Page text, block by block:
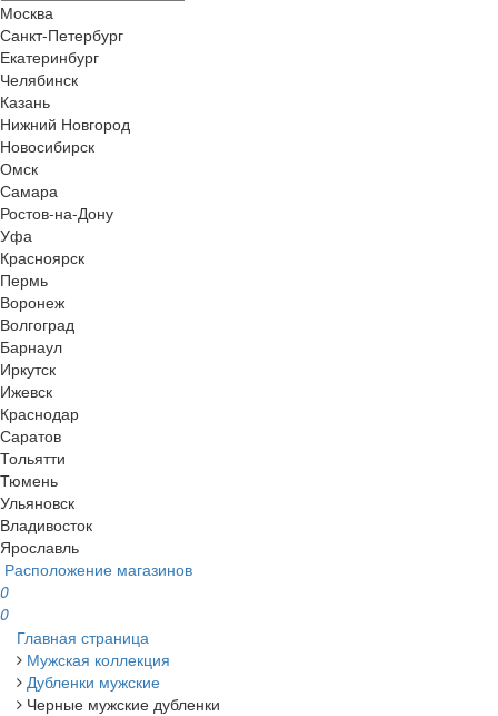
Москва
Санкт-Петербург
Екатеринбург
Челябинск
Казань
Нижний Новгород
Новосибирск
Омск
Самара
Ростов-на-Дону
Уфа
Красноярск
Пермь
Воронеж
Волгоград
Барнаул
Иркутск
Ижевск
Краснодар
Саратов
Тольятти
Тюмень
Ульяновск
Владивосток
Ярославль
Расположение магазинов
0
0
Главная страница
Мужская коллекция
Дубленки мужские
Черные мужские дубленки